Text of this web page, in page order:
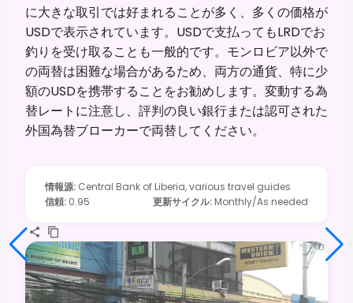
に大きな取引では好まれることが多く、多くの価格が
USDで表示されています。USDで支払ってもLRDでお
釣りを受け取ることも一般的です。モンロビア以外で
の両替は困難な場合があるため、両方の通貨、特に少
額のUSDを携帯することをお勧めします。変動する為
替レートに注意し、評判の良い銀行または認可された
外国為替ブローカーで両替してください。
情報源: Central Bank of Liberia, various travel guides
信頼: 0.95 更新サイクル: Monthly/As needed